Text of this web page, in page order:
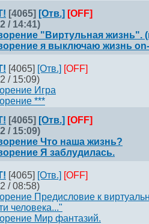
[4065] [Отв.] [OFF]
/ 14:41)
"Виртульная жизнь".
я выключаю жизнь
[4065] [Отв.] [OFF]
/ 15:09)
Игра
***
[4065] [Отв.] [OFF]
/ 15:09)
Что наша жизнь?
Я заблудилась.
[4065] [Отв.] [OFF]
/ 08:58)
Предисловие к
человека..."
Мир фантазий.